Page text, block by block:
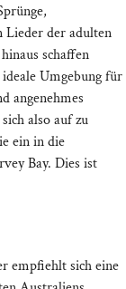
Lieder der adulten
schaffen
Umgebung für
angenehmes
also auf zu
ein in die
Bay. Dies ist
empfiehlt sich eine